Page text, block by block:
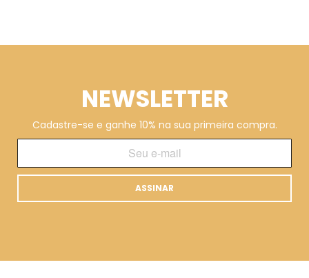
NEWSLETTER
Cadastre-se e ganhe 10% na sua primeira compra.
ASSINAR